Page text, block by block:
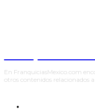
En FranquiciasMexico.com
otros contenidos relacionados